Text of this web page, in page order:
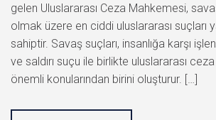
gelen Uluslararası Ceza Mahkemesi,
olmak üzere en ciddi uluslararası suçları
sahiptir. Savaş suçları, insanlığa karşı
ve saldırı suçu ile birlikte uluslararası
önemli konularından birini oluşturur. […]